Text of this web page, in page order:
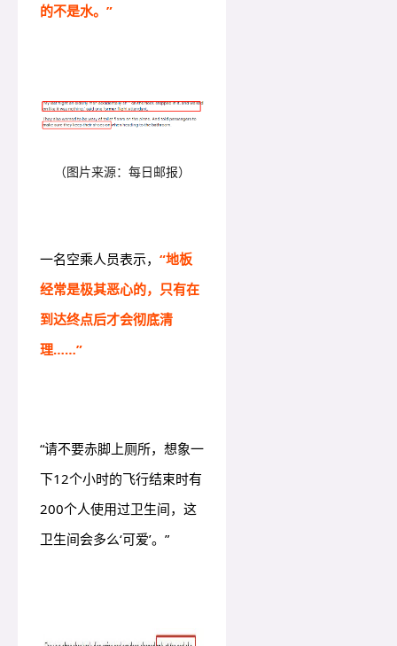
的不是水。”
（图片来源：每日邮报）
一名空乘人员表示， “地板
经常是极其恶心的，只有在
到达终点后才会彻底清
理……”
“请不要赤脚上厕所，想象一
下12个小时的飞行结束时有
200个人使用过卫生间，这
卫生间会多么‘可爱’。”